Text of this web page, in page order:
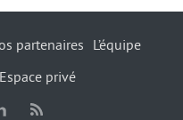
partenaires
L’équipe
Espace privé